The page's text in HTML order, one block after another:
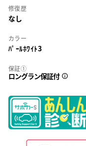
修復歴
なし
カラー
ﾊﾟｰﾙﾎﾜｲﾄ3
保証①
ロングラン保証付